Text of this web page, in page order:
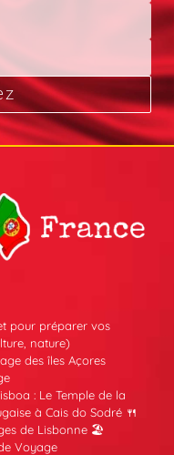
pour préparer vos
nature)
des îles Açores
: Le Temple de la
à Cais do Sodré 🍴
de Lisbonne 🏖️
Voyage